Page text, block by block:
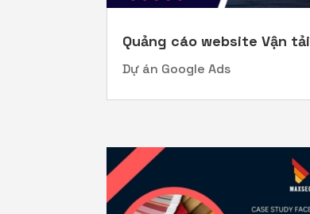
Quảng cáo website Vận tải
Dự án Google Ads